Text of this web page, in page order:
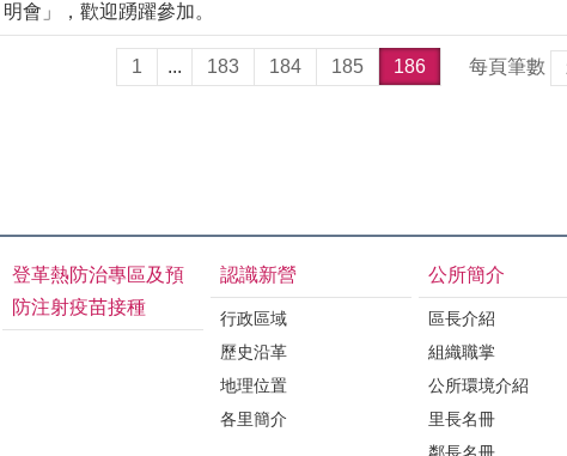
明會」，歡迎踴躍參加。
1 ... 183 184 185 186 每頁筆數
登革熱防治專區及預
防注射疫苗接種
認識新營
行政區域
歷史沿革
地理位置
各里簡介
公所簡介
區長介紹
組織職掌
公所環境介紹
里長名冊